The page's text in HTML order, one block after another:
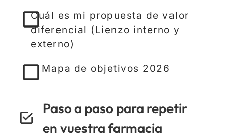
Cuál es mi propuesta de valor
diferencial (Lienzo interno y
externo)
Mapa de objetivos 2026
Paso a paso para repetir
en vuestra farmacia